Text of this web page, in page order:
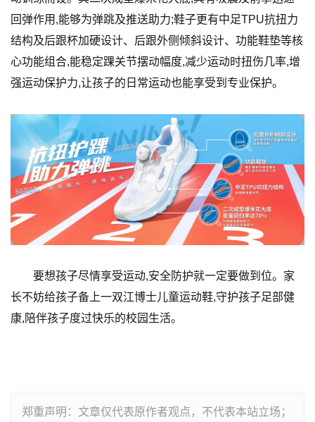
回弹作用,能够为弹跳及推送助力;鞋子更有中足TPU抗扭力
结构及后跟杯加硬设计、后跟外侧倾斜设计、功能鞋垫等核
心功能组合,能稳定踝关节摆动幅度,减少运动时扭伤几率,增
强运动保护力,让孩子的日常运动也能享受到专业保护。
要想孩子尽情享受运动,安全防护就一定要做到位。家
长不妨给孩子备上一双江博士儿童运动鞋,守护孩子足部健
康,陪伴孩子度过快乐的校园生活。
郑重声明：文章仅代表原作者观点，不代表本站立场；